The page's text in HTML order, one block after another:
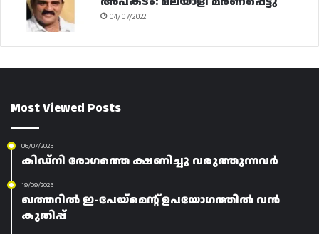
04/07/2022
Most Viewed Posts
06/07/2023
കിഡ്നി രോഗത്തെ ക്ഷണിച്ചു വരുത്തുന്നവർ
19/09/2025
ഖത്തറിൽ ഇ-പേയ്‌മെന്റ് ഉപയോഗത്തിൽ വൻ
കുതിപ്പ്